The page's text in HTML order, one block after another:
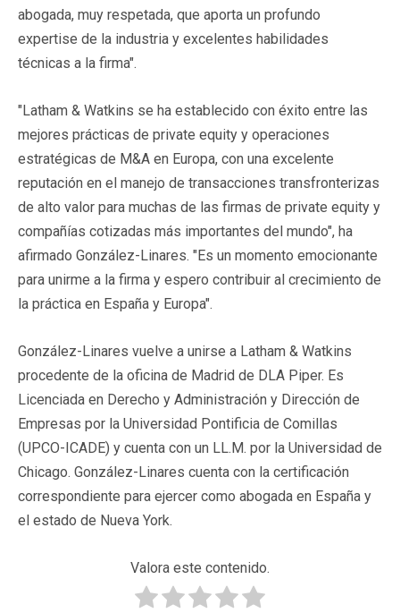
abogada, muy respetada, que aporta un profundo
expertise de la industria y excelentes habilidades
técnicas a la firma".
"Latham & Watkins se ha establecido con éxito entre las
mejores prácticas de private equity y operaciones
estratégicas de M&A en Europa, con una excelente
reputación en el manejo de transacciones transfronterizas
de alto valor para muchas de las firmas de private equity y
compañías cotizadas más importantes del mundo", ha
afirmado González-Linares. "Es un momento emocionante
para unirme a la firma y espero contribuir al crecimiento de
la práctica en España y Europa".
González-Linares vuelve a unirse a Latham & Watkins
procedente de la oficina de Madrid de DLA Piper. Es
Licenciada en Derecho y Administración y Dirección de
Empresas por la Universidad Pontificia de Comillas
(UPCO-ICADE) y cuenta con un LL.M. por la Universidad de
Chicago. González-Linares cuenta con la certificación
correspondiente para ejercer como abogada en España y
el estado de Nueva York.
Valora este contenido.